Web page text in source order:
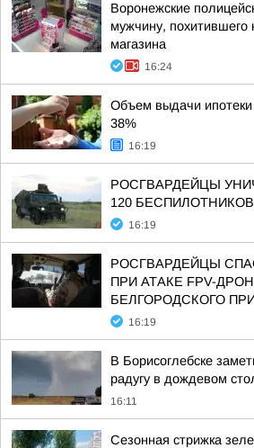
Воронежские
мужчину, похитившего
магазина
16:24
Объем выдачи
38%
16:19
РОСГВАРДЕЙЦЫ
120
16:19
РОСГВАРДЕЙЦЫ
ПРИ АТАКЕ FPV-
БЕЛГОРОДСКОГО
16:19
В Борисоглебске
радугу в дождевом
16:11
Сезонная стрижка